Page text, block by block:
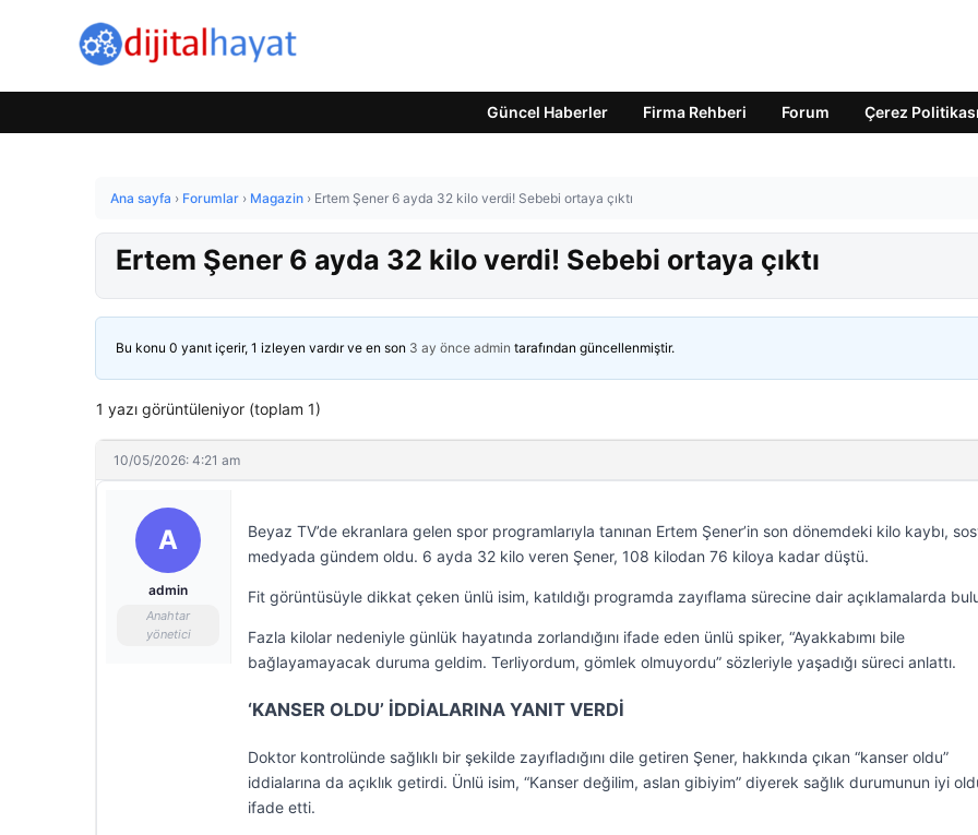
Güncel Haberler Firma Rehberi Forum Çerez Politikası
Ana sayfa › Forumlar › Magazin › Ertem Şener 6 ayda 32 kilo verdi! Sebebi ortaya çıktı
Ertem Şener 6 ayda 32 kilo verdi! Sebebi ortaya çıktı
Bu konu 0 yanıt içerir, 1 izleyen vardır ve en son 3 ay önce admin tarafından güncellenmiştir.
1 yazı görüntüleniyor (toplam 1)
10/05/2026: 4:21 am
A
admin
Anahtar
yönetici
Beyaz TV’de ekranlara gelen spor programlarıyla tanınan Ertem Şener’in son dönemdeki kilo kaybı,
medyada gündem oldu. 6 ayda 32 kilo veren Şener, 108 kilodan 76 kiloya kadar düştü.
Fit görüntüsüyle dikkat çeken ünlü isim, katıldığı programda zayıflama sürecine dair açıklamalarda
Fazla kilolar nedeniyle günlük hayatında zorlandığını ifade eden ünlü spiker, “Ayakkabımı bile
bağlayamayacak duruma geldim. Terliyordum, gömlek olmuyordu” sözleriyle yaşadığı süreci anlattı.
‘KANSER OLDU’ İDDİALARINA YANIT VERDİ
Doktor kontrolünde sağlıklı bir şekilde zayıfladığını dile getiren Şener, hakkında çıkan “kanser oldu”
iddialarına da açıklık getirdi. Ünlü isim, “Kanser değilim, aslan gibiyim” diyerek sağlık durumunun iyi
ifade etti.